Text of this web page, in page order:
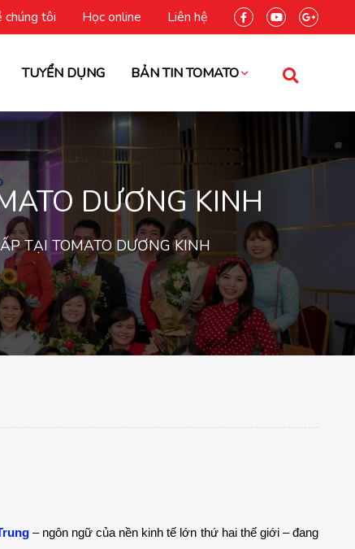
chúng tôi Học online Liên hệ
TUYỂN DỤNG BẢN TIN TOMATO
DƯƠNG KINH
TẠI TOMATO DƯƠNG KINH
– ngôn ngữ của nền kinh tế lớn thứ hai thế giới – đang